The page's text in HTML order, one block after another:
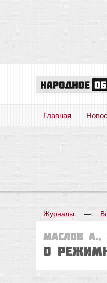
Главная
Журналы —
Маслов А.,
О